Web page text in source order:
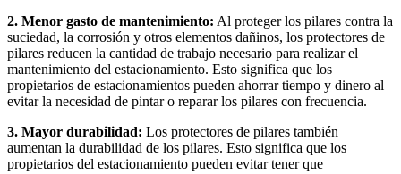
2. Menor gasto de mantenimiento: Al proteger los pilares contra la
suciedad, la corrosión y otros elementos dañinos, los protectores de
pilares reducen la cantidad de trabajo necesario para realizar el
mantenimiento del estacionamiento. Esto significa que los
propietarios de estacionamientos pueden ahorrar tiempo y dinero al
evitar la necesidad de pintar o reparar los pilares con frecuencia.
3. Mayor durabilidad: Los protectores de pilares también
aumentan la durabilidad de los pilares. Esto significa que los
propietarios del estacionamiento pueden evitar tener que